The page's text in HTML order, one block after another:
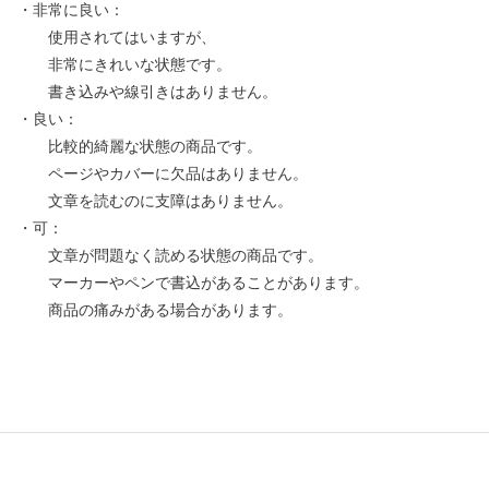
・非常に良い：
使用されてはいますが、
非常にきれいな状態です。
書き込みや線引きはありません。
・良い：
比較的綺麗な状態の商品です。
ページやカバーに欠品はありません。
文章を読むのに支障はありません。
・可：
文章が問題なく読める状態の商品です。
マーカーやペンで書込があることがあります。
商品の痛みがある場合があります。